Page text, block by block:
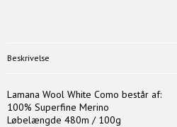
Beskrivelse
Lamana Wool White Como består af:
100% Superfine Merino
Løbelængde 480m / 100g